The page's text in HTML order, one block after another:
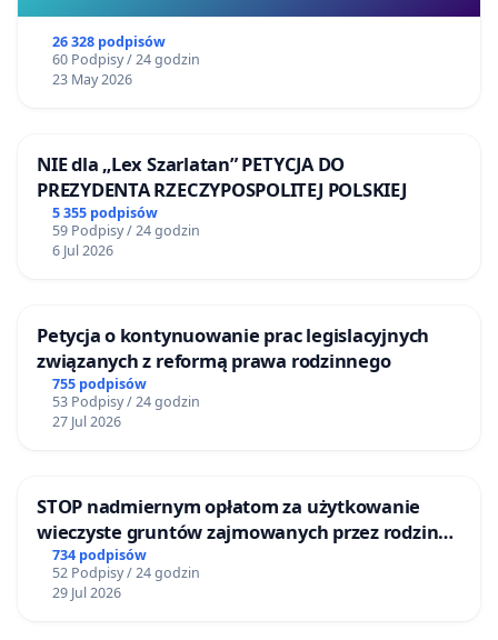
26 328 podpisów
60 Podpisy / 24 godzin
23 May 2026
NIE dla „Lex Szarlatan” PETYCJA DO
PREZYDENTA RZECZYPOSPOLITEJ POLSKIEJ
5 355 podpisów
59 Podpisy / 24 godzin
6 Jul 2026
Petycja o kontynuowanie prac legislacyjnych
związanych z reformą prawa rodzinnego
755 podpisów
53 Podpisy / 24 godzin
27 Jul 2026
STOP nadmiernym opłatom za użytkowanie
wieczyste gruntów zajmowanych przez rodzinne
ogrody działkowe.
734 podpisów
52 Podpisy / 24 godzin
29 Jul 2026